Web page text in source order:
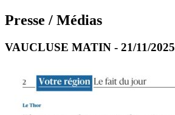
Presse / Médias
VAUCLUSE MATIN - 21/11/2025